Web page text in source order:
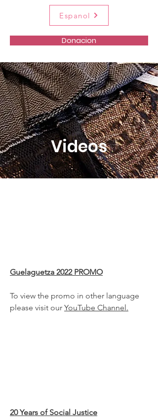
Donacion
Espanol
Videos
Guelaguetza 2022 PROMO
To view the promo in other language
please visit our YouTube Channel.
20 Years of Social Justice